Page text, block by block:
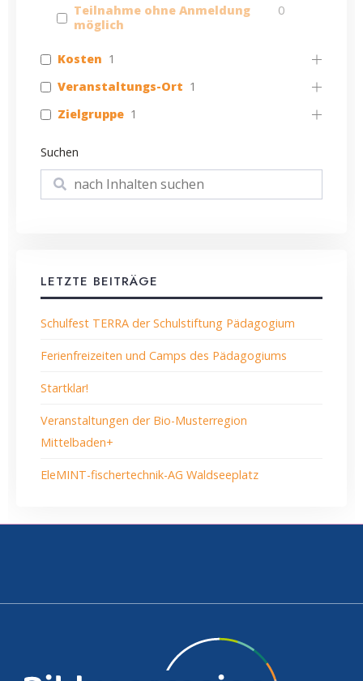
Teilnahme ohne Anmeldung
möglich
0
Kosten 1
Veranstaltungs-Ort 1
Zielgruppe 1
Suchen
Suchen
LETZTE BEITRÄGE
Schulfest TERRA der Schulstiftung Pädagogium
Ferienfreizeiten und Camps des Pädagogiums
Startklar!
Veranstaltungen der Bio-Musterregion
Mittelbaden+
EleMINT-fischertechnik-AG Waldseeplatz